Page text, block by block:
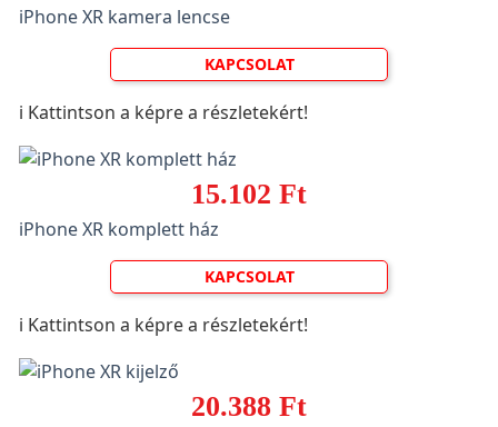
iPhone XR kamera lencse
KAPCSOLAT
ℹ️ Kattintson a képre a részletekért!
15.102 Ft
iPhone XR komplett ház
KAPCSOLAT
ℹ️ Kattintson a képre a részletekért!
20.388 Ft